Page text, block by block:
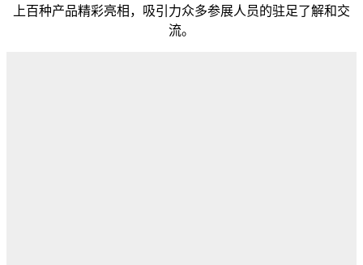
上百种产品精彩亮相，吸引力众多参展人员的驻足了解和交
流。